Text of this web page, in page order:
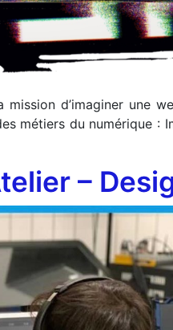
d’imaginer une
métiers du numérique
–